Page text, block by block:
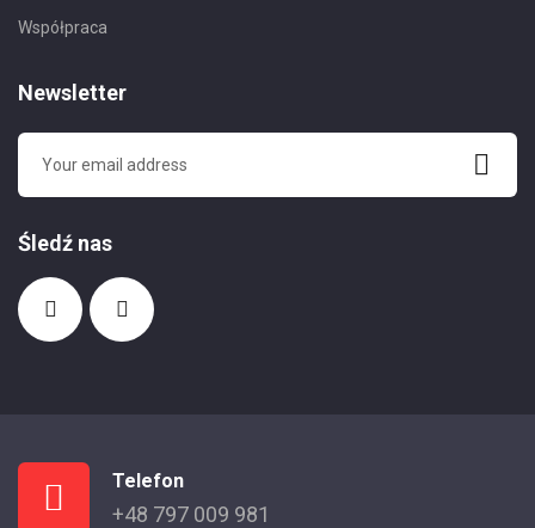
Współpraca
Newsletter
Śledź nas
Telefon
+48 797 009 981